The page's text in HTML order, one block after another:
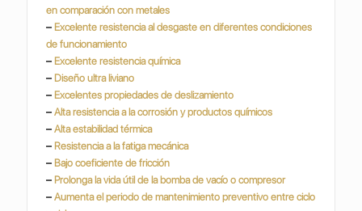
en comparación con metales
– Excelente resistencia al desgaste en diferentes condiciones
de funcionamiento
– Excelente resistencia química
– Diseño ultra liviano
– Excelentes propiedades de deslizamiento
– Alta resistencia a la corrosión y productos químicos
– Alta estabilidad térmica
– Resistencia a la fatiga mecánica
– Bajo coeficiente de fricción
– Prolonga la vida útil de la bomba de vacío o compresor
– Aumenta el periodo de mantenimiento preventivo entre ciclo